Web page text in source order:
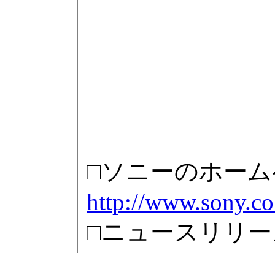
□ソニーのホー
http://
□ニュースリリ